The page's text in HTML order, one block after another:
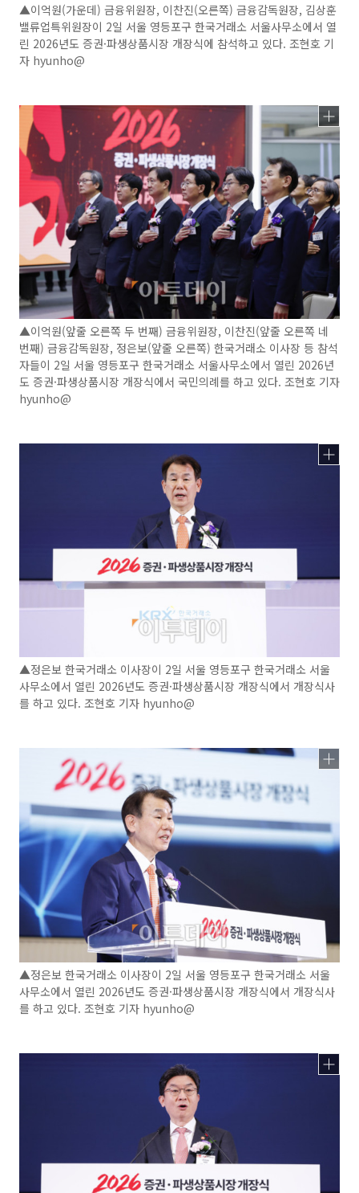
▲이억원(가운데) 금융위원장, 이찬진(오른쪽) 금융감독원장, 김상훈
밸류업특위원장이 2일 서울 영등포구 한국거래소 서울사무소에서 열
린 2026년도 증권·파생상품시장 개장식에 참석하고 있다. 조현호 기
자 hyunho@
▲이억원(앞줄 오른쪽 두 번째) 금융위원장, 이찬진(앞줄 오른쪽 네
번째) 금융감독원장, 정은보(앞줄 오른쪽) 한국거래소 이사장 등 참석
자들이 2일 서울 영등포구 한국거래소 서울사무소에서 열린 2026년
도 증권·파생상품시장 개장식에서 국민의례를 하고 있다. 조현호 기자
hyunho@
▲정은보 한국거래소 이사장이 2일 서울 영등포구 한국거래소 서울
사무소에서 열린 2026년도 증권·파생상품시장 개장식에서 개장식사
를 하고 있다. 조현호 기자 hyunho@
▲정은보 한국거래소 이사장이 2일 서울 영등포구 한국거래소 서울
사무소에서 열린 2026년도 증권·파생상품시장 개장식에서 개장식사
를 하고 있다. 조현호 기자 hyunho@